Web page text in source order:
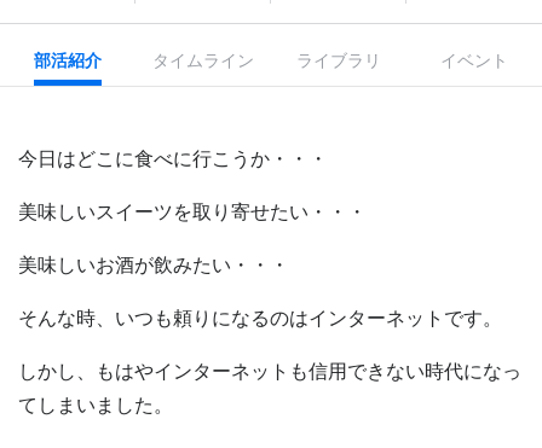
部活紹介 タイムライン ライブラリ イベント
今日はどこに食べに行こうか・・・
美味しいスイーツを取り寄せたい・・・
美味しいお酒が飲みたい・・・
そんな時、いつも頼りになるのはインターネットです。
しかし、もはやインターネットも信用できない時代になっ
てしまいました。